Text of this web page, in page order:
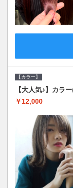
【カラー】
【大人気♪】カラ
￥12,000